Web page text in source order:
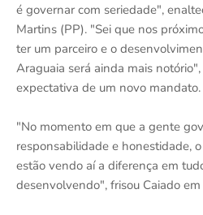
é governar com seriedade",
Martins (PP). "Sei que nos
ter um parceiro e o
Araguaia será ainda mais
expectativa de um novo mandato.
"No momento em que a gente
responsabilidade e honestidade,
estão vendo aí a diferença em
desenvolvendo", frisou Caiado